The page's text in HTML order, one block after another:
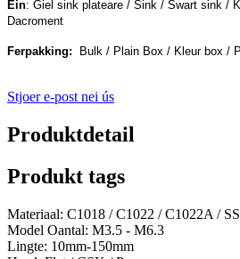
Ein: Giel sink plateare / Sink / Swart sink /
Dacroment
Ferpakking: Bulk / Plain Box / Kleur box /
Stjoer e-post nei ús
Produktdetail
Produkt tags
Materiaal: C1018 / C1022 / C1022A /
Model Oantal: M3.5 - M6.3
Lingte: 10mm-150mm